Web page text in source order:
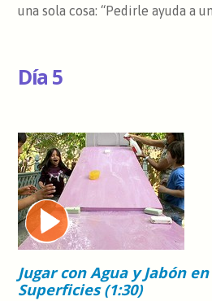
una sola cosa: “Pedirle ayuda a
Día 5
Jugar con Agua y Jabón
Superficies (1:30)